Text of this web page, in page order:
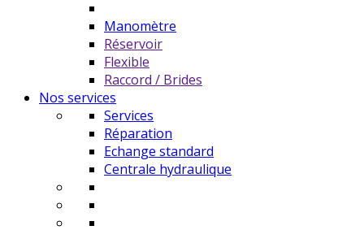
Manomètre
Réservoir
Flexible
Raccord / Brides
Nos services
Services
Réparation
Echange standard
Centrale hydraulique